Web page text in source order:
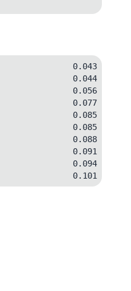
0.043
0.044
0.056
0.077
0.085
0.085
0.088
0.091
0.094
0.101